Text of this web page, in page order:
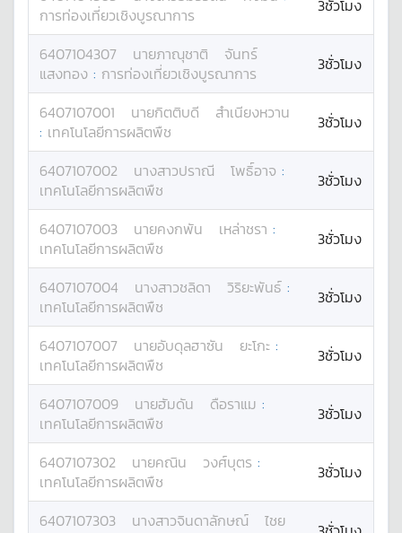
การท่องเที่ยวเชิงบูรณาการ
3ชั่วโมง
6407104307 นายภาณุชาติ
จันทร์
แสงทอง : การท่องเที่ยวเชิงบูรณาการ 3ชั่วโมง
6407107001 นายกิตติบดี
สำเนียงหวาน
: เทคโนโลยีการผลิตพืช 3ชั่วโมง
6407107002 นางสาวปราณี โพธิ์อาจ :
เทคโนโลยีการผลิตพืช
3ชั่วโมง
6407107003 นายคงกพัน เหล่าชรา :
เทคโนโลยีการผลิตพืช
3ชั่วโมง
6407107004 นางสาวชลิดา วิริยะพันธ์ :
เทคโนโลยีการผลิตพืช
3ชั่วโมง
6407107007 นายอับดุลฮาซัน ยะโกะ :
เทคโนโลยีการผลิตพืช
3ชั่วโมง
6407107009 นายฮัมดัน ดือราแม :
เทคโนโลยีการผลิตพืช
3ชั่วโมง
6407107302 นายคณิน วงศ์บุตร :
เทคโนโลยีการผลิตพืช
3ชั่วโมง
6407107303 นางสาวจินดาลักษณ์
ไชย